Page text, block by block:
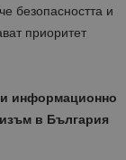
безопасността и
приоритет
и информационно
в България